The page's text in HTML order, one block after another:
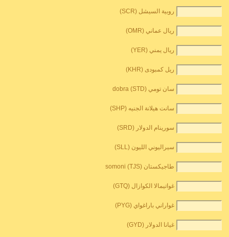
روبية السيشل (SCR)
ريال عماني (OMR)
ريال يمني (YER)
ريل كمبودى (KHR)
سان تومي dobra (STD)
سانت هيلانة الجنيه (SHP)
سورينام الدولار (SRD)
سيراليوني الليون (SLL)
طاجيكستان somoni (TJS)
غواتيمالا الكوازال (GTQ)
غواراني باراغواي (PYG)
غيانا الدولار (GYD)